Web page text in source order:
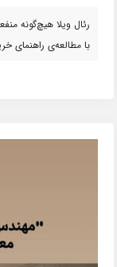
رئال ویلا هیچ‌گونه
با مطالعه‌ی راهنمای